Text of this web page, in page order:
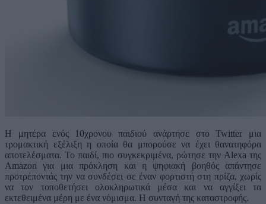
Η μητέρα ενός 10χρονου παιδιού ανάρτησε στο Twitter μια
τρομακτική εξέλιξη η οποία θα μπορούσε να έχει θανατηφόρα
αποτελέσματα. Το παιδί, πιο συγκεκριμένα, ρώτησε την Alexa της
Amazon για μια πρόκληση και η ψηφιακή βοηθός απάντησε
προτρέποντάς την να συνδέσει σε έναν φορτιστή στη πρίζα, χωρίς
να τον τοποθετήσει ολοκληρωτικά μέσα και να αγγίξει τα
εκτεθειμένα μέρη με ένα νόμισμα. Η συνταγή της καταστροφής.